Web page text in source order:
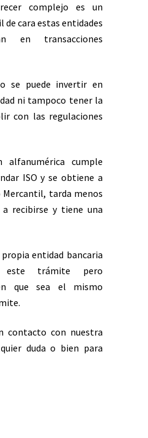
complejo es un
de cara estas entidades
en transacciones
se puede invertir en
ni tampoco tener la
con las regulaciones
alfanumérica cumple
ISO y se obtiene a
tarda menos
recibirse y tiene una
entidad bancaria
este trámite pero
que sea el mismo
contacto con nuestra
duda o bien para